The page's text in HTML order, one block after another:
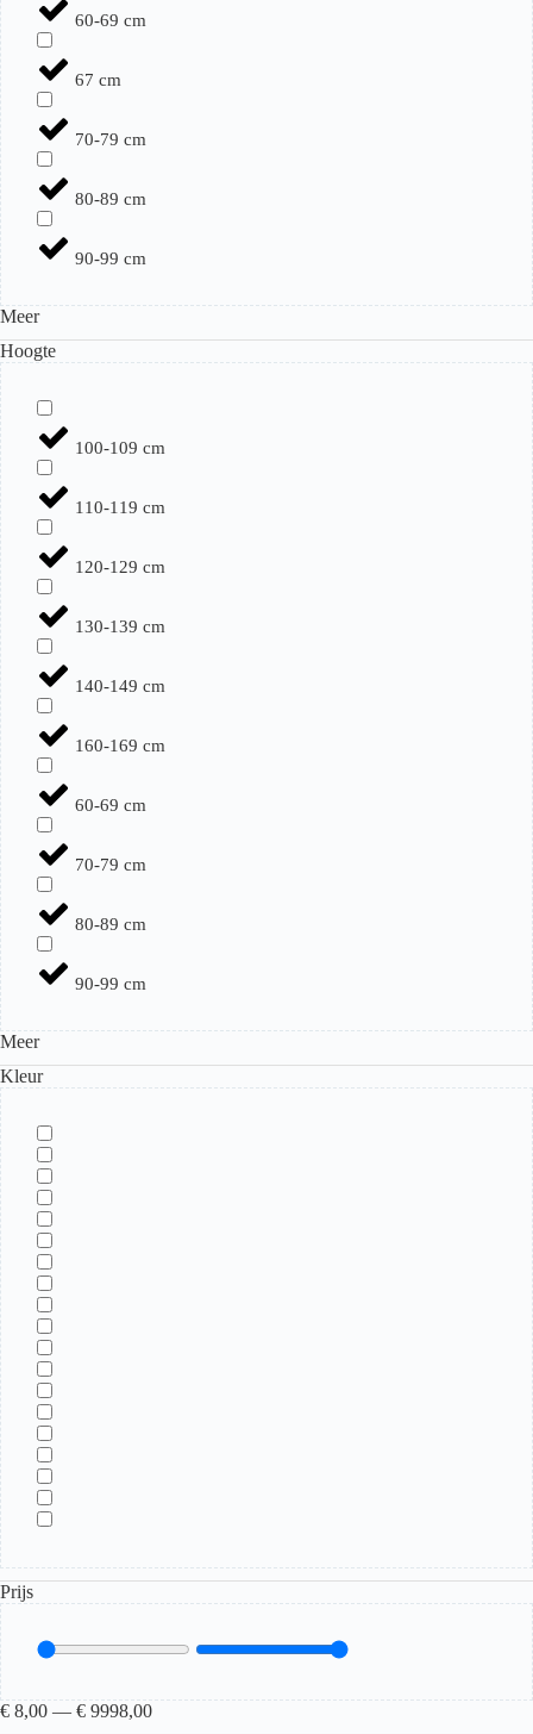
60-69 cm
67 cm
70-79 cm
80-89 cm
90-99 cm
Meer
Hoogte
100-109 cm
110-119 cm
120-129 cm
130-139 cm
140-149 cm
160-169 cm
60-69 cm
70-79 cm
80-89 cm
90-99 cm
Meer
Kleur
Prijs
€ 8,00 — € 9998,00